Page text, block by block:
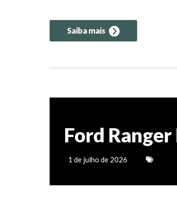
Saiba mais
Ford
1 de julho de 2026